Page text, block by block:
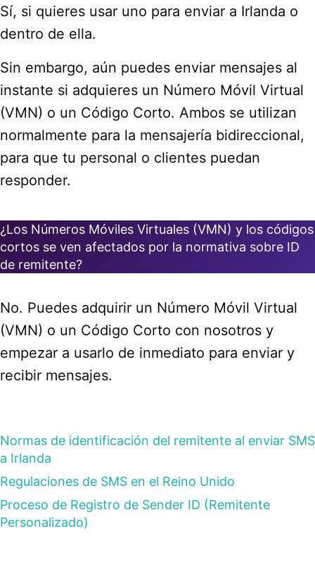
Sí, si quieres usar uno para enviar a Irlanda o
dentro de ella.
Sin embargo, aún puedes enviar mensajes al
instante si adquieres un Número Móvil Virtual
(VMN) o un Código Corto. Ambos se utilizan
normalmente para la mensajería bidireccional,
para que tu personal o clientes puedan
responder.
¿Los Números Móviles Virtuales (VMN) y los códigos
cortos se ven afectados por la normativa sobre ID
de remitente?
No. Puedes adquirir un Número Móvil Virtual
(VMN) o un Código Corto con nosotros y
empezar a usarlo de inmediato para enviar y
recibir mensajes.
Normas de identificación del remitente al enviar SMS
a Irlanda
Regulaciones de SMS en el Reino Unido
Proceso de Registro de Sender ID (Remitente
Personalizado)